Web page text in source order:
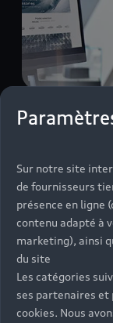
Horaires
ateliers
pour mieux
Découvrir nos
Sur notre site
de fournisseurs
présence en ligne
contenu adapté à
marketing), ainsi
du site
Les catégories
ses partenaires et
cookies. Nous